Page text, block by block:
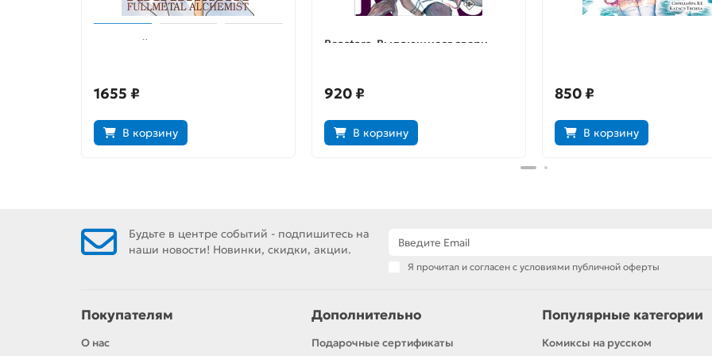
Стальной Алхимик. Книга 16
1655 ₽
В корзину
Beastars. Выдающиеся звери.
920 ₽
В корзину
850 ₽
В корзину
Будьте в центре событий - подпишитесь на
наши новости! Новинки, скидки, акции.
Я прочитал и согласен с условиями публичной оферты
Покупателям
О нас
Дополнительно
Подарочные сертификаты
Популярные категории
Комиксы на русском